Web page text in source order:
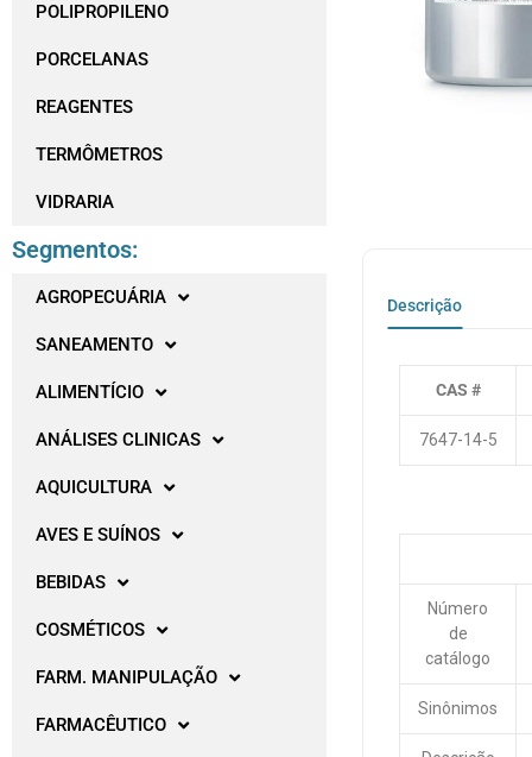
POLIPROPILENO
PORCELANAS
REAGENTES
TERMÔMETROS
VIDRARIA
Segmentos:
AGROPECUÁRIA
SANEAMENTO
ALIMENTÍCIO
ANÁLISES CLINICAS
AQUICULTURA
AVES E SUÍNOS
BEBIDAS
COSMÉTICOS
FARM. MANIPULAÇÃO
FARMACÊUTICO
Descrição
CAS #
7647-14-5
Número
de
catálogo
Sinônimos